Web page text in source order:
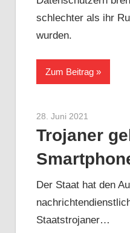
schlechter als ihr
wurden.
Zum Beitrag
28. Juni 2021
Trojaner
Der Staat hat den
Staatstrojaner…